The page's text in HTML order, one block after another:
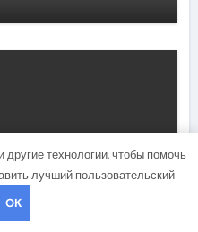
технологии, чтобы помочь
лучший пользовательский
OK